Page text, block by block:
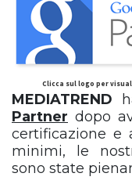
Clicca sul logo per
MEDIATREND
Partner dopo
certificazione e
minimi, le
sono state